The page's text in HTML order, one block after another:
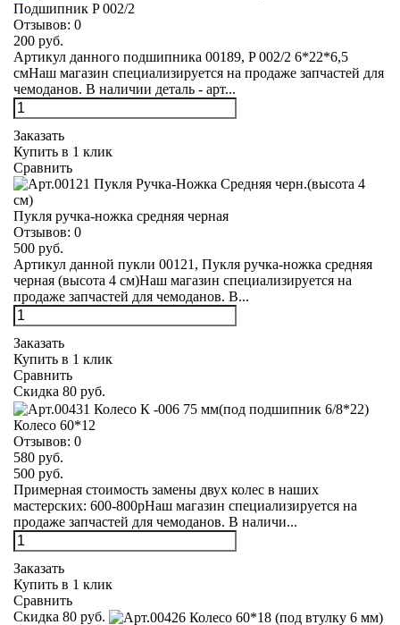
Подшипник P 002/2
Отзывов: 0
200 руб.
Артикул данного подшипника 00189, P 002/2 6*22*6,5
смНаш магазин специализируется на продаже запчастей для
чемоданов. В наличии деталь - арт...
Заказать
Купить в 1 клик
Сравнить
Пукля ручка-ножка средняя черная
Отзывов: 0
500 руб.
Артикул данной пукли 00121, Пукля ручка-ножка средняя
черная (высота 4 см)Наш магазин специализируется на
продаже запчастей для чемоданов. В...
Заказать
Купить в 1 клик
Сравнить
Скидка 80 руб.
Колесо 60*12
Отзывов: 0
580 руб.
500 руб.
Примерная стоимость замены двух колес в наших
мастерских: 600-800рНаш магазин специализируется на
продаже запчастей для чемоданов. В наличи...
Заказать
Купить в 1 клик
Сравнить
Скидка 80 руб.